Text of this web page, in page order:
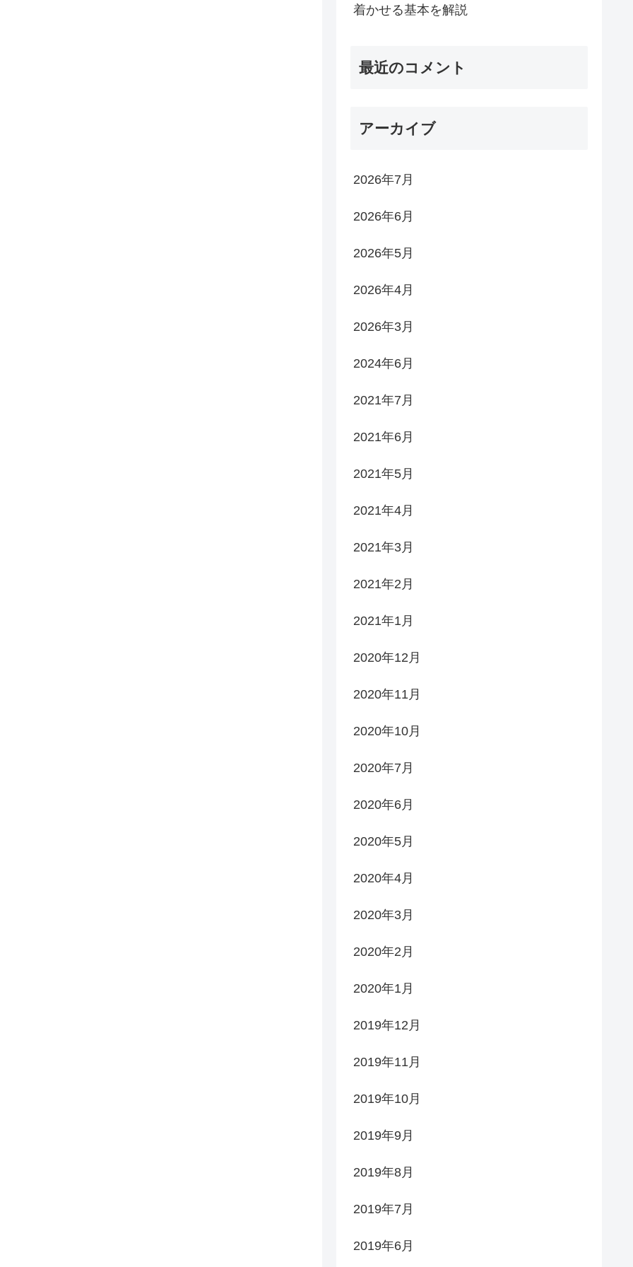
着かせる基本を解説
最近のコメント
アーカイブ
2026年7月
2026年6月
2026年5月
2026年4月
2026年3月
2024年6月
2021年7月
2021年6月
2021年5月
2021年4月
2021年3月
2021年2月
2021年1月
2020年12月
2020年11月
2020年10月
2020年7月
2020年6月
2020年5月
2020年4月
2020年3月
2020年2月
2020年1月
2019年12月
2019年11月
2019年10月
2019年9月
2019年8月
2019年7月
2019年6月